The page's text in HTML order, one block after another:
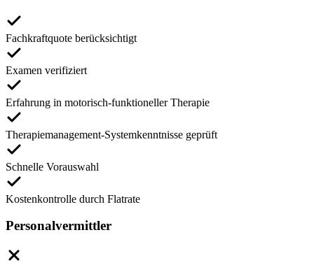
Fachkraftquote berücksichtigt
Examen verifiziert
Erfahrung in motorisch-funktioneller Therapie
Therapiemanagement-Systemkenntnisse geprüft
Schnelle Vorauswahl
Kostenkontrolle durch Flatrate
Personalvermittler